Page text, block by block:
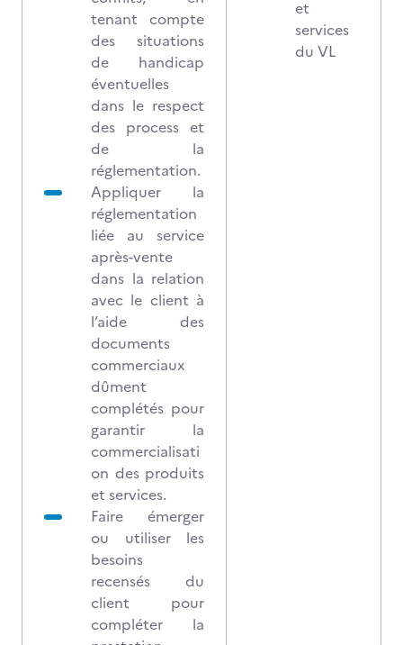
tenant compte
des situations
de handicap
éventuelles
dans le respect
des process et
de la
réglementation.
Appliquer la
réglementation
liée au service
après-vente
dans la relation
avec le client à
l’aide des
documents
commerciaux
dûment
complétés pour
garantir la
commercialisati
on des produits
et services.
Faire émerger
ou utiliser les
besoins
recensés du
client pour
compléter la
et
services
du VL